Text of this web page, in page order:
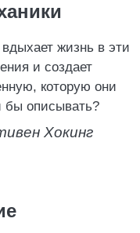
жизнь в эти
и создает
которую они
бы описывать?
Хокинг